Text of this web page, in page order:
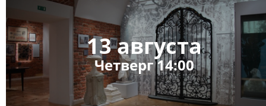
13 августа
Четверг 14:00